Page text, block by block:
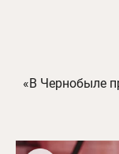
«В Чернобыле